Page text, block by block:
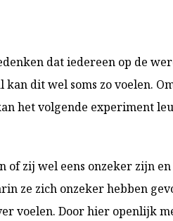
dat iedereen op de
dit wel soms zo voelen.
het volgende experiment
zij wel eens onzeker zijn en
ze zich onzeker hebben
voelen. Door hier openlijk